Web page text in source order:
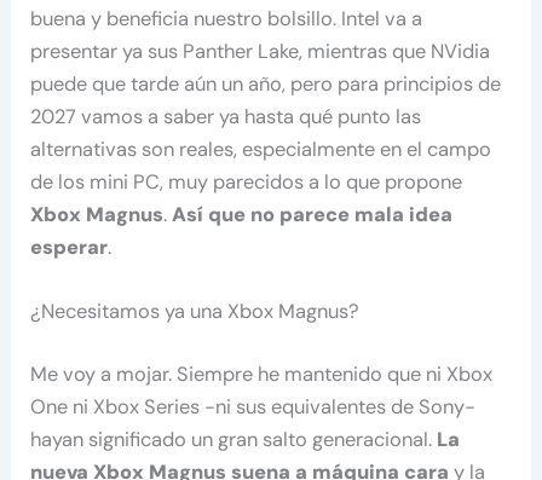
buena y beneficia nuestro bolsillo. Intel va a
presentar ya sus Panther Lake, mientras que NVidia
puede que tarde aún un año, pero para principios de
2027 vamos a saber ya hasta qué punto las
alternativas son reales, especialmente en el campo
de los mini PC, muy parecidos a lo que propone
Xbox Magnus.Así que no parece mala idea
esperar.
¿Necesitamos ya una Xbox Magnus?
Me voy a mojar. Siempre he mantenido que ni Xbox
One ni Xbox Series -ni sus equivalentes de Sony-
hayan significado un gran salto generacional. La
nueva Xbox Magnus suena a máquina cara y la